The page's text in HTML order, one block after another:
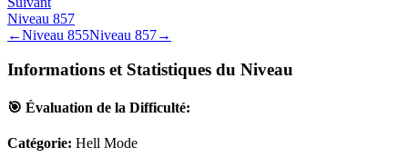
Niveau 857
←Niveau 855Niveau 857→
Informations et Statistiques du Niveau
🎯 Évaluation de la Difficulté:
Catégorie: Hell Mode